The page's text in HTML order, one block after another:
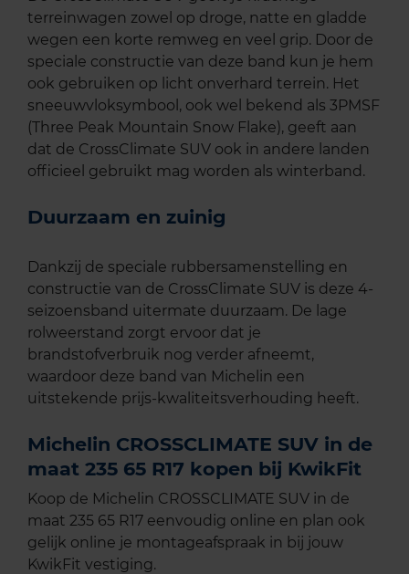
terreinwagen zowel op droge, natte en gladde
wegen een korte remweg en veel grip. Door de
speciale constructie van deze band kun je hem
ook gebruiken op licht onverhard terrein. Het
sneeuwvloksymbool, ook wel bekend als 3PMSF
(Three Peak Mountain Snow Flake), geeft aan
dat de CrossClimate SUV ook in andere landen
officieel gebruikt mag worden als winterband.
Duurzaam en zuinig
Dankzij de speciale rubbersamenstelling en
constructie van de CrossClimate SUV is deze 4-
seizoensband uitermate duurzaam. De lage
rolweerstand zorgt ervoor dat je
brandstofverbruik nog verder afneemt,
waardoor deze band van Michelin een
uitstekende prijs-kwaliteitsverhouding heeft.
Michelin CROSSCLIMATE SUV in de
maat 235 65 R17 kopen bij KwikFit
Koop de Michelin CROSSCLIMATE SUV in de
maat 235 65 R17 eenvoudig online en plan ook
gelijk online je montageafspraak in bij jouw
KwikFit vestiging.